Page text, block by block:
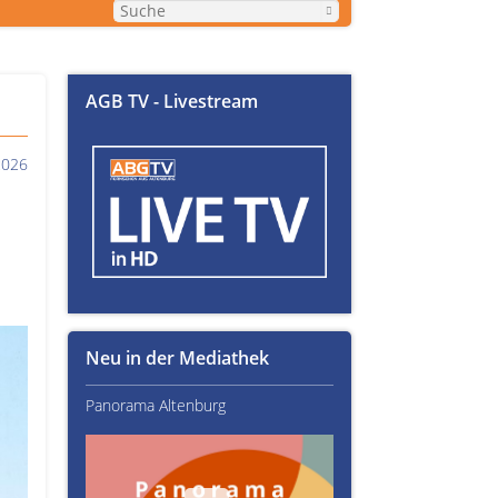
AGB TV - Livestream
Neu in der Mediathek
Panorama Altenburg